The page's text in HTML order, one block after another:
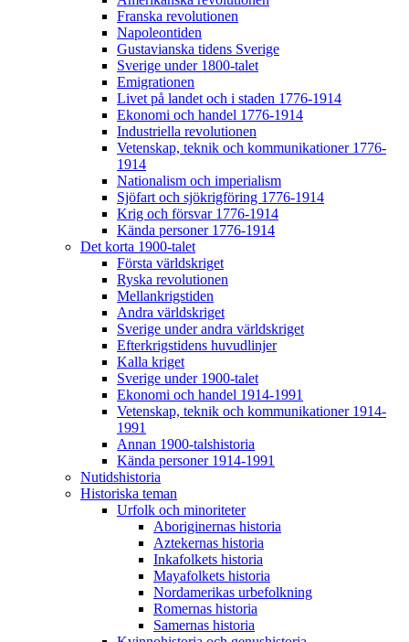
Franska revolutionen
Napoleontiden
Gustavianska tidens Sverige
Sverige under 1800-talet
Emigrationen
Livet på landet och i staden 1776-1914
Ekonomi och handel 1776-1914
Industriella revolutionen
Vetenskap, teknik och kommunikationer 1776-
1914
Nationalism och imperialism
Sjöfart och sjökrigföring 1776-1914
Krig och försvar 1776-1914
Kända personer 1776-1914
Det korta 1900-talet
Första världskriget
Ryska revolutionen
Mellankrigstiden
Andra världskriget
Sverige under andra världskriget
Efterkrigstidens huvudlinjer
Kalla kriget
Sverige under 1900-talet
Ekonomi och handel 1914-1991
Vetenskap, teknik och kommunikationer 1914-
1991
Annan 1900-talshistoria
Kända personer 1914-1991
Nutidshistoria
Historiska teman
Urfolk och minoriteter
Aboriginernas historia
Aztekernas historia
Inkafolkets historia
Mayafolkets historia
Nordamerikas urbefolkning
Romernas historia
Samernas historia